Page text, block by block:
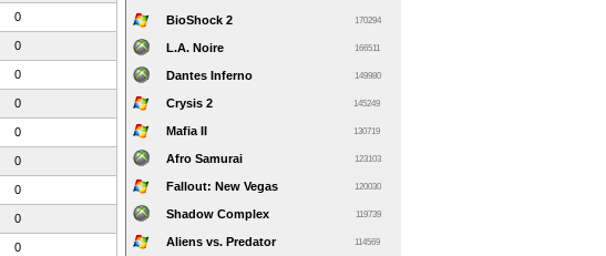
0
0
0
0
0
0
0
0
0
BioShock 2 170294
L.A. Noire 166511
Dantes Inferno 149980
Crysis 2 145249
Mafia II 130719
Afro Samurai 123103
Fallout: New Vegas 120030
Shadow Complex 119739
Aliens vs. Predator 114569